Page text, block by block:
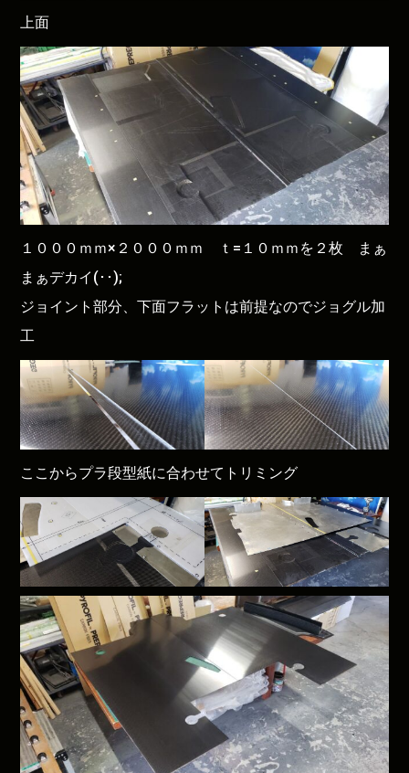
上面
１０００ｍｍ×２０００ｍｍ ｔ=１０ｍｍを２枚 まぁ
まぁデカイ(･･);
ジョイント部分、下面フラットは前提なのでジョグル加
工
ここからプラ段型紙に合わせてトリミング